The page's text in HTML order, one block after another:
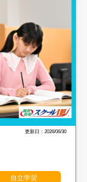
更新日：2026/06/30
自立学習